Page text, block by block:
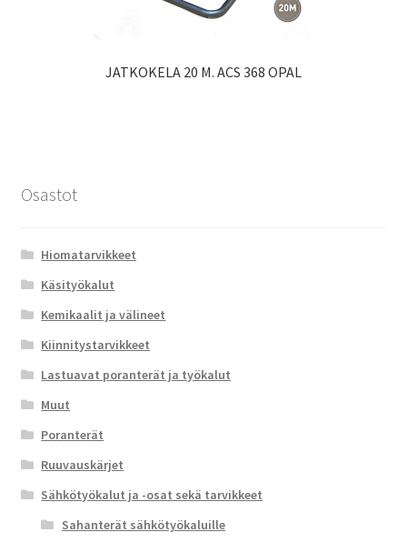
JATKOKELA 20 M. ACS 368 OPAL
Osastot
Hiomatarvikkeet
Käsityökalut
Kemikaalit ja välineet
Kiinnitystarvikkeet
Lastuavat poranterät ja työkalut
Muut
Poranterät
Ruuvauskärjet
Sähkötyökalut ja -osat sekä tarvikkeet
Sahanterät sähkötyökaluille